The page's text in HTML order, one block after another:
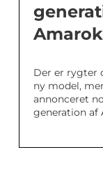
Der er rygter
ny model,
annonceret
generation af